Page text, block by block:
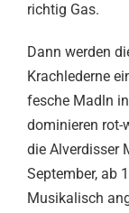
richtig Gas.
Dann werden
Krachlederne
fesche Madln
dominieren rot-
die Alverdisser
September, ab
Musikalisch